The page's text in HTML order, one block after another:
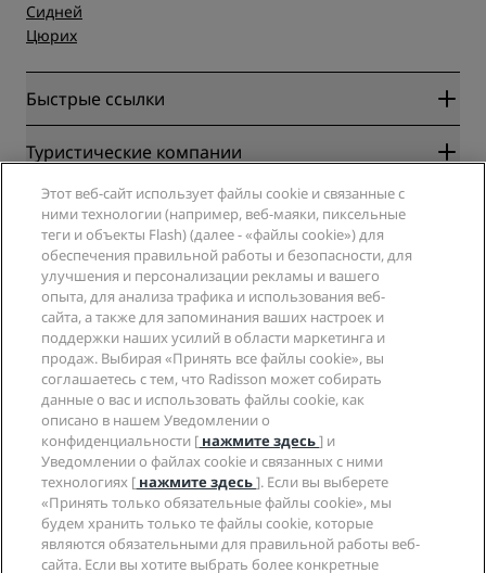
Сидней
Цюрих
Быстрые ссылки
Radisson Rewards
Гарантия лучшей цены онлайн
Blog
Направления
Новые и будущие отели
Приложение Radisson Hotels
Отели со статусом Sports Approved
Отели для семейного отдыха
Охрана здоровья и безопасность
Туристические компании
Партнеры
Турагенты
Компания
Radisson Hotel Group
СМИ
Вакансии в RHG
Вакансии в PPHE
Вакансии в EHL
The Club by RHG
Возможности развития
Социально ответственный бизнес
Закупки
Юридическая информация
Центр конфиденциальности
Правовая оговорка
Условия и положения программы Radisson Rewards
Соглашение о пользовании сайтом
Цифровая доступность
Заявление о современном рабстве
Помощь
Уведомления для клиентов
Контактная информация
Часто задаваемые вопросы
Карта сайта
Социальные сети
Бренды Radisson Hotels
Этот веб-сайт использует файлы cookie и связанные с
ними технологии (например, веб-маяки, пиксельные
теги и объекты Flash) (далее - «файлы cookie») для
обеспечения правильной работы и безопасности, для
улучшения и персонализации рекламы и вашего
опыта, для анализа трафика и использования веб-
сайта, а также для запоминания ваших настроек и
поддержки наших усилий в области маркетинга и
продаж. Выбирая «Принять все файлы cookie», вы
соглашаетесь с тем, что Radisson может собирать
данные о вас и использовать файлы cookie, как
описано в нашем Уведомлении о
конфиденциальности [ нажмите здесь] и
Уведомлении о файлах cookie и связанных с ними
технологиях [ нажмите здесь]. Если вы выберете
«Принять только обязательные файлы cookie», мы
будем хранить только те файлы cookie, которые
являются обязательными для правильной работы веб-
сайта. Если вы хотите выбрать более конкретные